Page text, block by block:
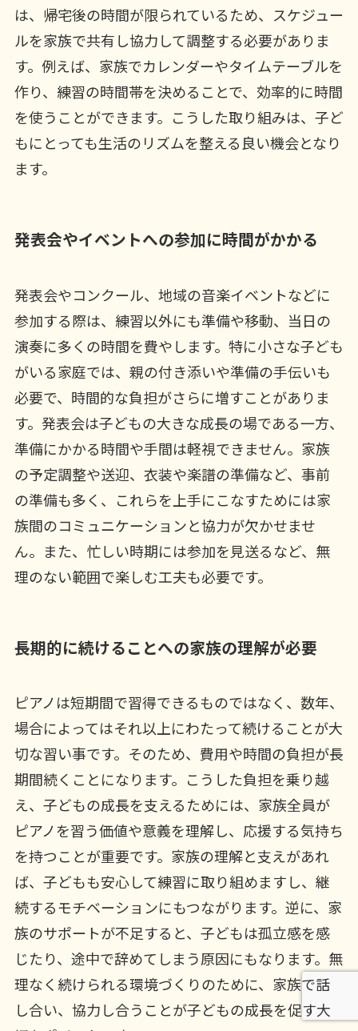
は、帰宅後の時間が限られているため、スケジュー
ルを家族で共有し協力して調整する必要がありま
す。例えば、家族でカレンダーやタイムテーブルを
作り、練習の時間帯を決めることで、効率的に時間
を使うことができます。こうした取り組みは、子ど
もにとっても生活のリズムを整える良い機会となり
ます。
発表会やイベントへの参加に時間がかかる
発表会やコンクール、地域の音楽イベントなどに
参加する際は、練習以外にも準備や移動、当日の
演奏に多くの時間を費やします。特に小さな子ども
がいる家庭では、親の付き添いや準備の手伝いも
必要で、時間的な負担がさらに増すことがありま
す。発表会は子どもの大きな成長の場である一方、
準備にかかる時間や手間は軽視できません。家族
の予定調整や送迎、衣装や楽譜の準備など、事前
の準備も多く、これらを上手にこなすためには家
族間のコミュニケーションと協力が欠かせませ
ん。また、忙しい時期には参加を見送るなど、無
理のない範囲で楽しむ工夫も必要です。
長期的に続けることへの家族の理解が必要
ピアノは短期間で習得できるものではなく、数年、
場合によってはそれ以上にわたって続けることが大
切な習い事です。そのため、費用や時間の負担が長
期間続くことになります。こうした負担を乗り越
え、子どもの成長を支えるためには、家族全員が
ピアノを習う価値や意義を理解し、応援する気持ち
を持つことが重要です。家族の理解と支えがあれ
ば、子どもも安心して練習に取り組めますし、継
続するモチベーションにもつながります。逆に、家
族のサポートが不足すると、子どもは孤立感を感
じたり、途中で辞めてしまう原因にもなります。無
理なく続けられる環境づくりのために、家族で話
し合い、協力し合うことが子どもの成長を促す大